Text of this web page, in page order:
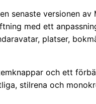
senaste versionen av
med ett
platser,
och ett
stilrena och